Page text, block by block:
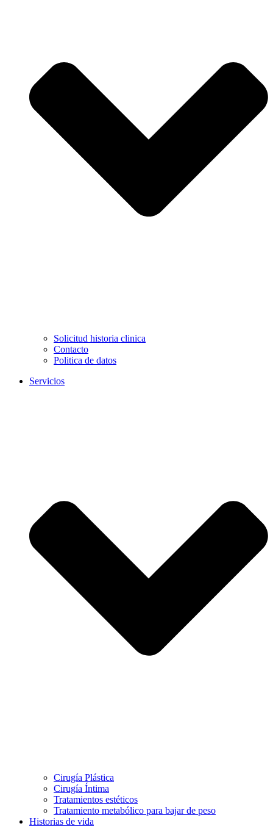
Solicitud historia clinica
Contacto
Politica de datos
Servicios
Cirugía Plástica
Cirugía Íntima
Tratamientos estéticos
Tratamiento metabólico para bajar de peso
Historias de vida